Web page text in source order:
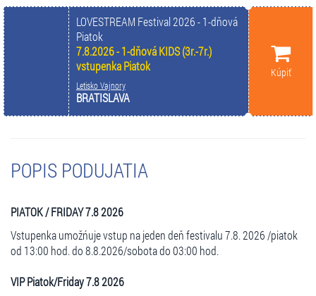
LOVESTREAM Festival 2026 - 1-dňová
Piatok
7.8.2026 - 1-dňová KIDS (3r.-7r.)
vstupenka Piatok
Letisko Vajnory
BRATISLAVA
Kúpiť
POPIS PODUJATIA
PIATOK / FRIDAY 7.8 2026
Vstupenka umožńuje vstup na jeden deň festivalu 7.8. 2026 /piatok
od 13:00 hod. do 8.8.2026/sobota do 03:00 hod.
VIP Piatok/Friday 7.8 2026